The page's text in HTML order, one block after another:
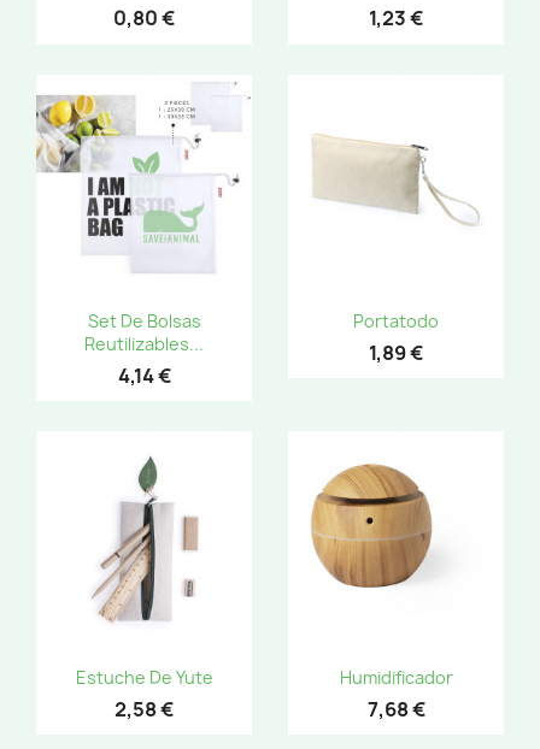
0,80 € 1,23 €
Set De Bolsas
Reutilizables...
4,14 €
Portatodo
1,89 €
Estuche De Yute
2,58 €
Humidificador
7,68 €